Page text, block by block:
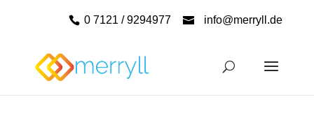
0 7121 / 9294977 info@merryll.de